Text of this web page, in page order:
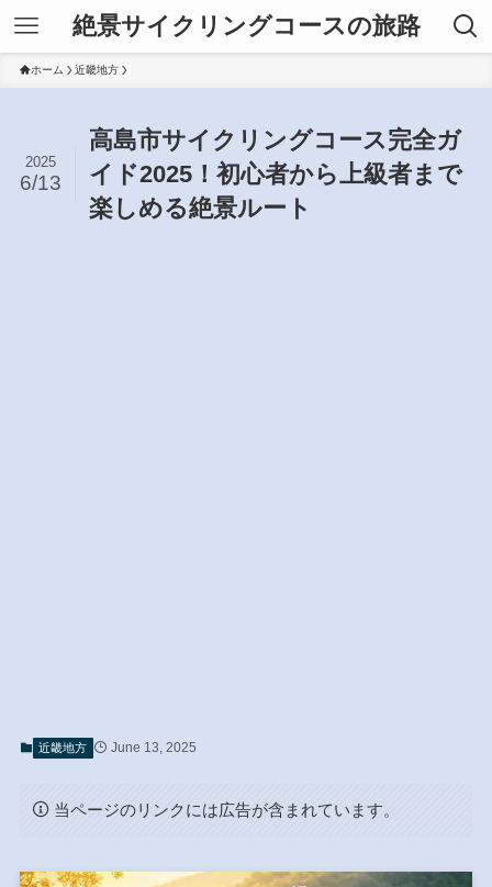
絶景サイクリングコースの旅路
ホーム 近畿地方
高島市サイクリングコース完全ガ
イド2025！初心者から上級者まで
楽しめる絶景ルート
2025
6/13
近畿地方 June 13, 2025
当ページのリンクには広告が含まれています。